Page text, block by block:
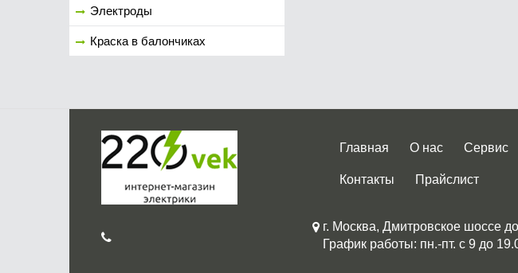
Электроды
Краска в балончиках
Главная О нас Сервис
Контакты Прайслист
г. Москва, Дмитровское шоссе
График работы: пн.-пт. с 9 до